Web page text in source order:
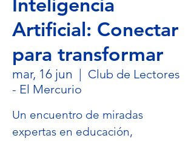
Artificial: Conectar
para transformar
mar, 16 jun
  |
Club de Lectores
- El Mercurio
Un encuentro de miradas
expertas en educación,